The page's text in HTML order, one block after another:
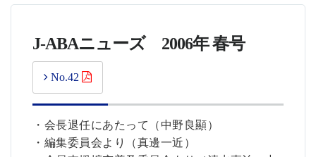
J-ABAニューズ 2006年 春号
No.42
・会長退任にあたって（中野良顯）
・編集委員会より（真邊一近）